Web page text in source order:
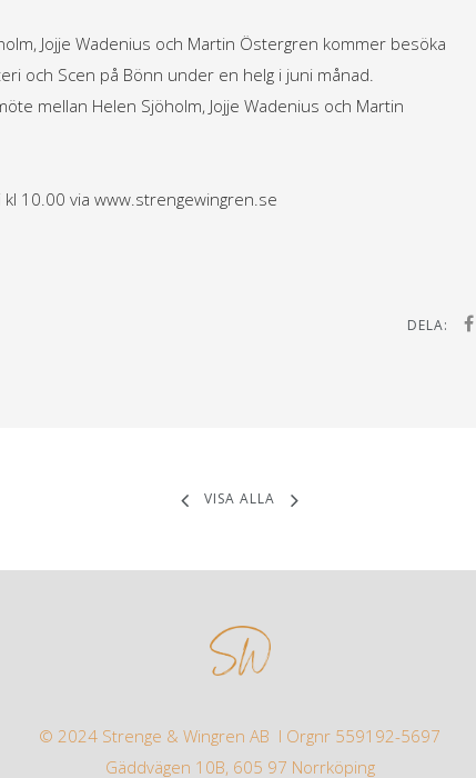
Jojje Wadenius och Martin Östergren kommer besöka
och Scen på Bönn under en helg i juni månad.
mellan Helen Sjöholm, Jojje Wadenius och Martin
10.00 via www.strengewingren.se
DELA:
VISA ALLA
© 2024 Strenge & Wingren AB I Orgnr 559192-5697
Gäddvägen 10B, 605 97 Norrköping